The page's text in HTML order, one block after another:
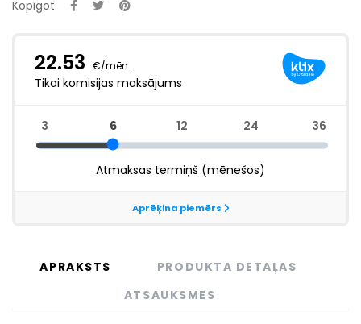
Kopīgot
APRAKSTS
PRODUKTA DETAĻAS
ATSAUKSMES